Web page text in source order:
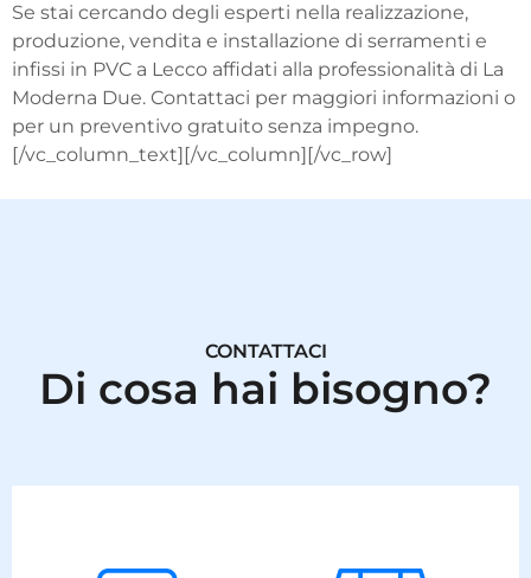
Se stai cercando degli esperti nella realizzazione,
produzione, vendita e installazione di serramenti e
infissi in PVC a Lecco affidati alla professionalità di La
Moderna Due. Contattaci per maggiori informazioni o
per un preventivo gratuito senza impegno.
[/vc_column_text][/vc_column][/vc_row]
CONTATTACI
Di cosa hai bisogno?